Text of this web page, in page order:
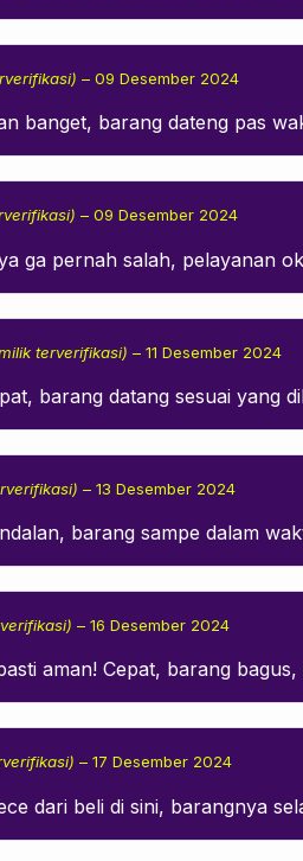
– 09 Desember 2024
banget, barang dateng pas
– 09 Desember 2024
ga pernah salah, pelayanan
terverifikasi) – 11 Desember 2024
barang datang sesuai yang
– 13 Desember 2024
barang sampe dalam
– 16 Desember 2024
aman! Cepat, barang bagus,
– 17 Desember 2024
dari beli di sini, barangnya